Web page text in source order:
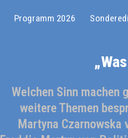
Programm 2026
Welchen Sinn machen
weitere Themen
Martyna Czarnowska